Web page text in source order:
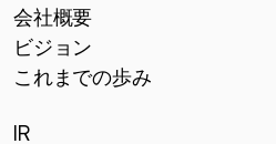
会社概要
ビジョン
これまでの歩み
IR